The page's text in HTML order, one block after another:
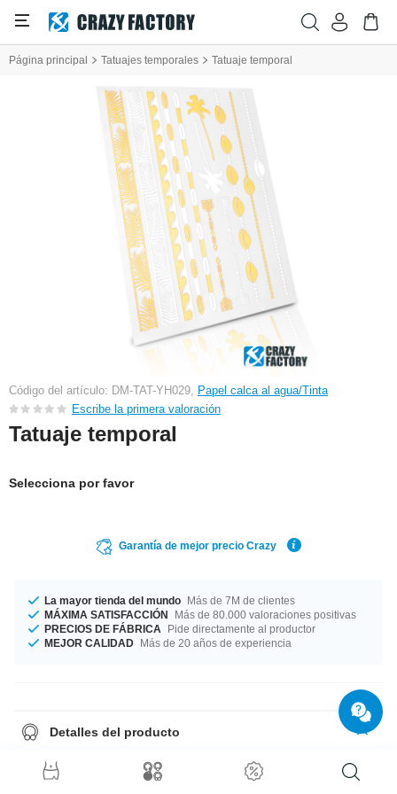
Página principal Tatuajes temporales Tatuaje temporal
Código del artículo: DM-TAT-YH029, Papel calca al agua/Tinta
Escribe la primera valoración
Tatuaje temporal
Selecciona por favor
Garantía de mejor precio Crazy
La mayor tienda del mundo Más de 7M de clientes
MÁXIMA SATISFACCIÓN
Más de 80.000 valoraciones positivas
PRECIOS DE FÁBRICA
Pide directamente al productor
MEJOR CALIDAD Más de 20 años de experiencia
Detalles del producto
elimina facilmente con agua.